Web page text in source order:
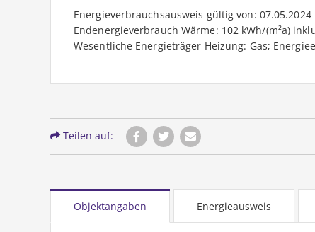
Energieverbrauchsausweis gültig von: 07.05.2024
Endenergieverbrauch Wärme: 102 kWh/(m²a)
Wesentliche Energieträger Heizung: Gas;
Teilen auf:
Objektangaben Energieausweis